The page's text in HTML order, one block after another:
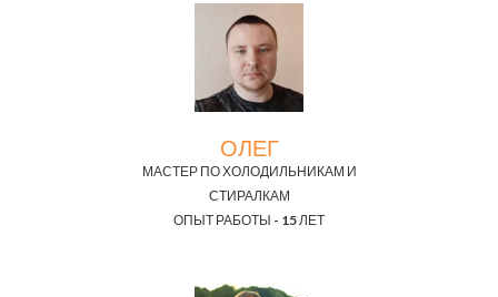
ОЛЕГ
МАСТЕР ПО ХОЛОДИЛЬНИКАМ И
СТИРАЛКАМ
ОПЫТ РАБОТЫ - 15 ЛЕТ